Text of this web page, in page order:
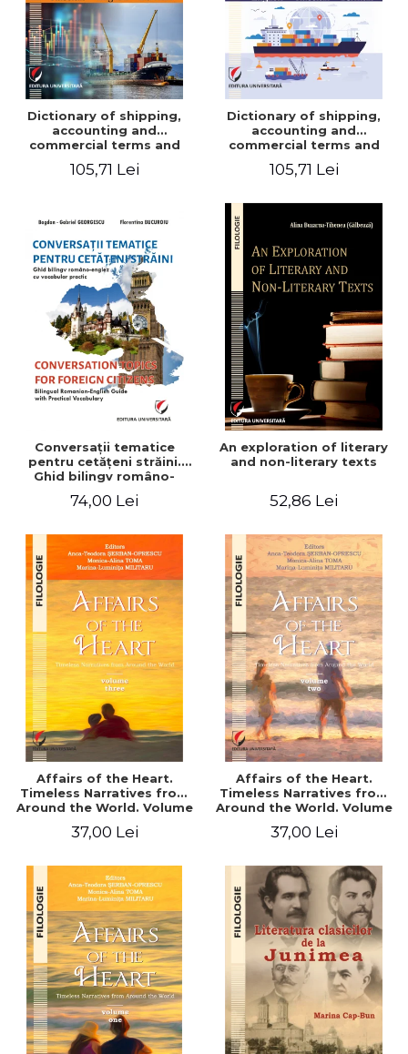
Dictionary of shipping,
accounting and
commercial terms and
English-German
105,71 Lei
Dictionary of shipping,
accounting and
commercial terms and
Russian – German
105,71 Lei
Conversaţii tematice
pentru cetăţeni străini.
Ghid bilingv româno-
practic/Conversation
Bilingual Romanian-English
guide with practical
vocabulary
74,00 Lei
An exploration of literary
and non-literary texts
52,86 Lei
Affairs of the Heart.
Timeless Narratives from
Around the World. Volume
37,00 Lei
Affairs of the Heart.
Timeless Narratives from
Around the World. Volume
37,00 Lei